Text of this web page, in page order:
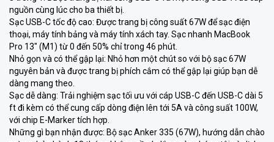
nguồn cùng lúc cho ba thiết bị.
Sạc USB-C tốc độ cao: Được trang bị công suất 67W để sạc điện
thoại, máy tính bảng và máy tính xách tay. Sạc nhanh MacBook
Pro 13″ (M1) từ 0 đến 50% chỉ trong 46 phút.
Nhỏ gọn và có thể gập lại: Nhỏ hơn một chút so với bộ sạc 67W
nguyên bản và được trang bị phích cắm có thể gập lại giúp bạn dễ
dàng mang theo.
Sạc dễ dàng: Trải nghiệm sạc tối ưu với cáp USB-C đến USB-C dài 5
ft đi kèm có thể cung cấp dòng điện lên tới 5A và công suất 100W,
với chip E-Marker tích hợp.
Những gì bạn nhận được: Bộ sạc Anker 335 (67W), hướng dẫn chào